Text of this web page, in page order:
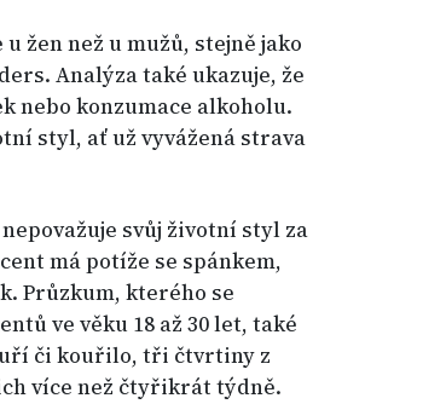
žen než u mužů, stejně jako
Analýza také ukazuje, že
nebo konzumace alkoholu.
styl, ať už vyvážená strava
svůj životní styl za
má potíže se spánkem,
Průzkum, kterého se
ve věku 18 až 30 let, také
či kouřilo, tři čtvrtiny z
více než čtyřikrát týdně.